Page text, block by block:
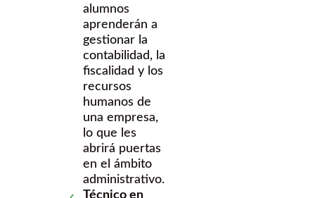
alumnos
aprenderán a
gestionar la
contabilidad, la
fiscalidad y los
recursos
humanos de
una empresa,
lo que les
abrirá puertas
en el ámbito
administrativo.
Técnico en